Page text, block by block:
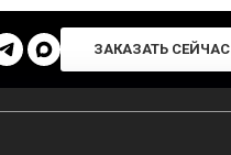
ЗАКАЗАТЬ СЕЙЧАС